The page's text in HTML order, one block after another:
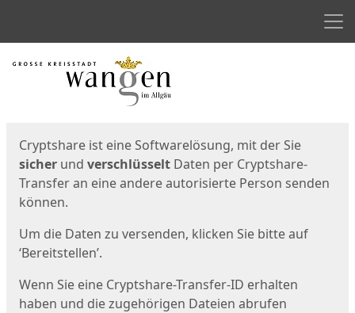
Start
Cryptshare ist eine Softwarelösung, mit der Sie
sicher und verschlüsselt Daten per Cryptshare-
Transfer an eine andere autorisierte Person senden
können.
Um die Daten zu versenden, klicken Sie bitte auf
‘Bereitstellen’.
Wenn Sie eine Cryptshare-Transfer-ID erhalten
haben und die zugehörigen Dateien abrufen